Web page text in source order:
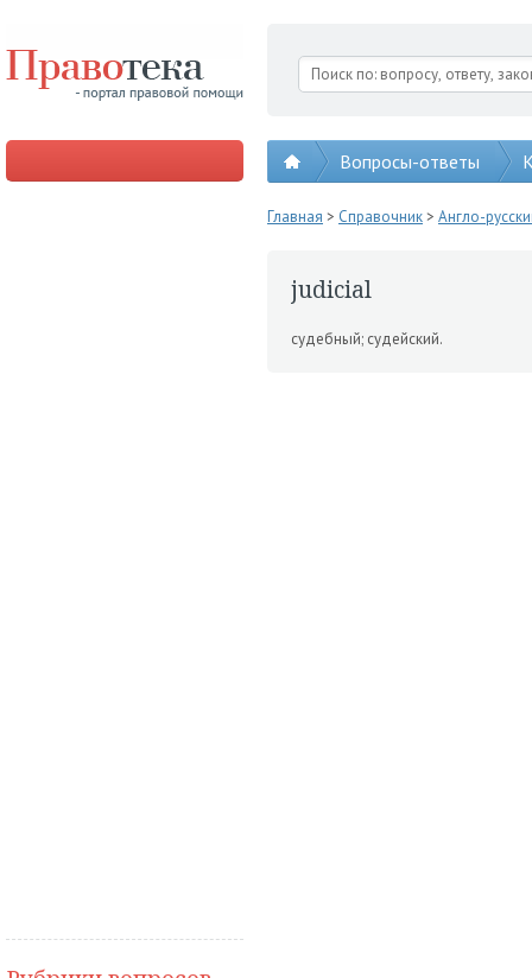
Вопросы-ответы
Главная > Справочник> Англо-
judicial
судебный; судейский.